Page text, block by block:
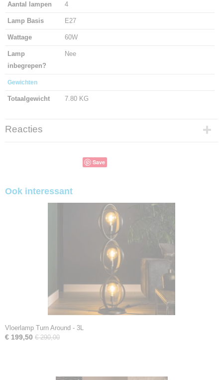
Aantal lampen 4
Lamp Basis E27
Wattage 60W
Lamp
inbegrepen?
Nee
Gewichten
Totaalgewicht 7.80 KG
Reacties
Save
Ook interessant
Vloerlamp Turn Around - 3L
€ 199,50 € 290,00